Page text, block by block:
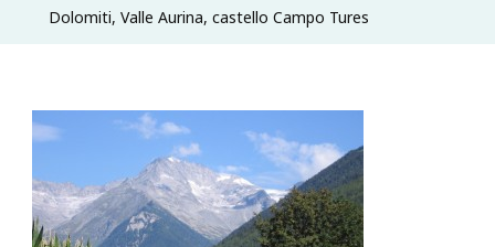
Dolomiti, Valle Aurina, castello Campo Tures